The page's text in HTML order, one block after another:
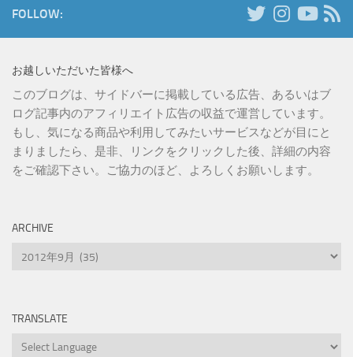
FOLLOW:
お越しいただいた皆様へ
このブログは、サイドバーに掲載している広告、あるいはブ
ログ記事内のアフィリエイト広告の収益で運営しています。
もし、気になる商品や利用してみたいサービスなどが目にと
まりましたら、是非、リンクをクリックした後、詳細の内容
をご確認下さい。ご協力のほど、よろしくお願いします。
ARCHIVE
Archive
TRANSLATE